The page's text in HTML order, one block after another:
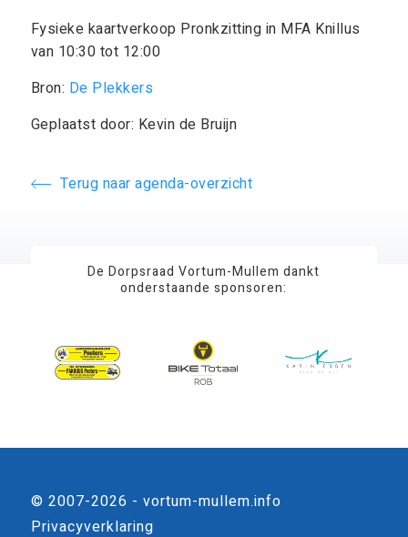
Fysieke kaartverkoop Pronkzitting in MFA Knillus
van 10:30 tot 12:00
Bron: De Plekkers
Geplaatst door: Kevin de Bruijn
Terug naar agenda-overzicht
De Dorpsraad Vortum-Mullem dankt
onderstaande sponsoren:
© 2007-2026 - vortum-mullem.info
Privacyverklaring